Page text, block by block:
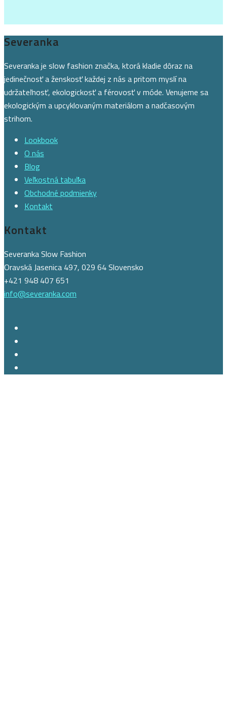
Severanka
Severanka je slow fashion značka, ktorá kladie dôraz na
jedinečnosť a ženskosť každej z nás a pritom myslí na
udržateľnosť, ekologickosť a férovosť v móde. Venujeme sa
ekologickým a upcyklovaným materiálom a nadčasovým
strihom.
Lookbook
O nás
Blog
Veľkostná tabuľka
Obchodné podmienky
Kontakt
Kontakt
Severanka Slow Fashion
Oravská Jasenica 497, 029 64 Slovensko
+421 948 407 651
info@severanka.com